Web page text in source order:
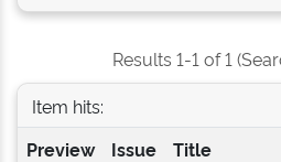
Results 1-1 of 1
Item hits:
Preview
Issue
Title